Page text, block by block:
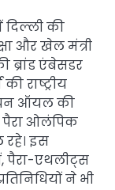
दिल्ली की
और खेल मंत्री
ब्रांड एंबेसडर
राष्ट्रीय
ऑयल की
पैरा ओलंपिक
इस
पैरा-एथलीट्स
ने भी